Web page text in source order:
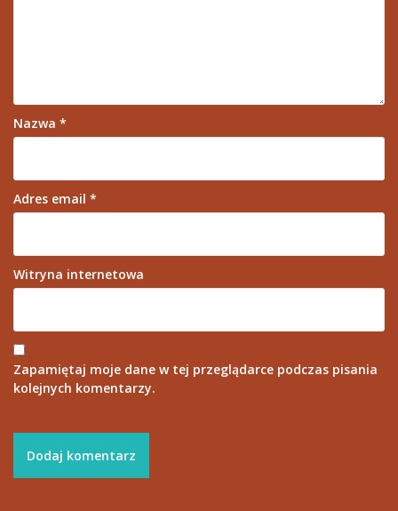
Nazwa *
Adres email *
Witryna internetowa
Zapamiętaj moje dane w tej przeglądarce podczas pisania
kolejnych komentarzy.